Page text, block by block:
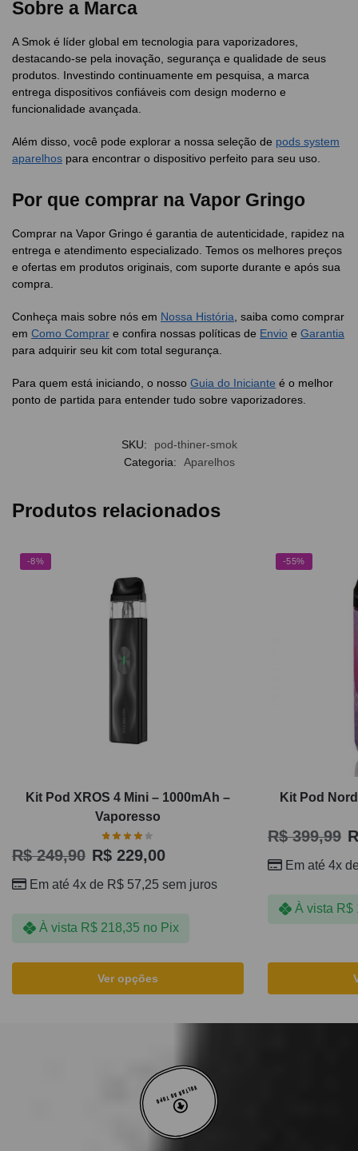
Sobre a Marca
A Smok é líder global em tecnologia para vaporizadores,
destacando-se pela inovação, segurança e qualidade de seus
produtos. Investindo continuamente em pesquisa, a marca
entrega dispositivos confiáveis com design moderno e
funcionalidade avançada.
Além disso, você pode explorar a nossa seleção de pods system
aparelhos para encontrar o dispositivo perfeito para seu uso.
Por que comprar na Vapor Gringo
Comprar na Vapor Gringo é garantia de autenticidade, rapidez na
entrega e atendimento especializado. Temos os melhores preços
e ofertas em produtos originais, com suporte durante e após sua
compra.
Conheça mais sobre nós em Nossa História , saiba como comprar
em Como Comprar e confira nossas políticas de Envio e Garantia
para adquirir seu kit com total segurança.
Para quem está iniciando, o nosso Guia do Iniciante é o melhor
ponto de partida para entender tudo sobre vaporizadores.
SKU:
pod-thiner-smok
Categoria:
Aparelhos
Produtos relacionados
-8%
Kit Pod XROS 4 Mini – 1000mAh –
Vaporesso
R$249,90 R$ 229,00
Em até 4x de R$ 57,25 sem juros
À vista R$218,35 no Pix
Ver opções
-55%
Kit Pod
R$399,99
Em até 4x
À vista R$
VOLTAR AO TOPO